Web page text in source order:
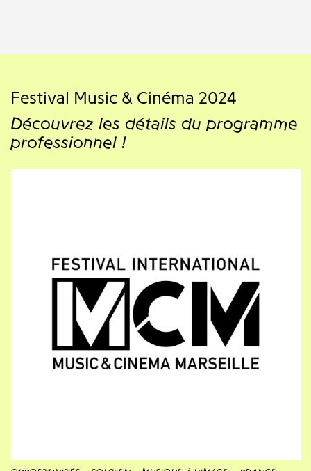
Festival Music & Cinéma 2024
Découvrez les détails du programme
professionnel !